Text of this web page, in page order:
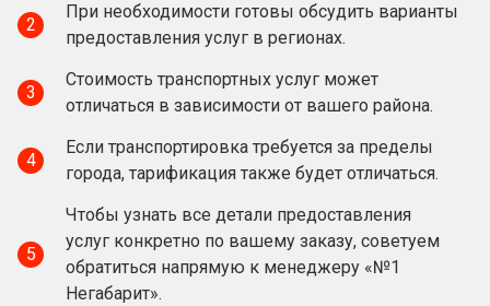
2
При необходимости готовы обсудить варианты
предоставления услуг в регионах.
3
Стоимость транспортных услуг может
отличаться в зависимости от вашего района.
4
Если транспортировка требуется за пределы
города, тарификация также будет отличаться.
5
Чтобы узнать все детали предоставления
услуг конкретно по вашему заказу, советуем
обратиться напрямую к менеджеру «№1
Негабарит».